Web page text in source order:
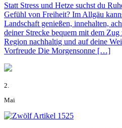
Statt Stress und Hetze suchst du
Gefühl von Freiheit? Im Allgäu
Landschaft genießen, innehalten,
deiner Strecke bequem mit dem
Region nachhaltig und auf deine
Vorfreude Die Morgensonne […]
2.
Mai